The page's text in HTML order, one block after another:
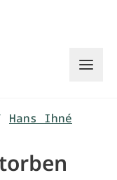
Hans Ihné